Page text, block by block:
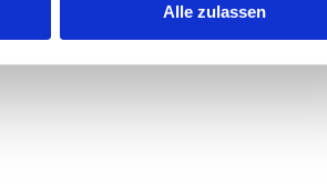
Alle zulassen